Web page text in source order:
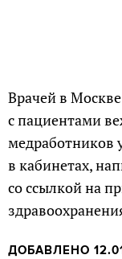
Врачей в
с пациентами
медработников
в кабинетах,
со ссылкой на
ДОБАВЛЕНО